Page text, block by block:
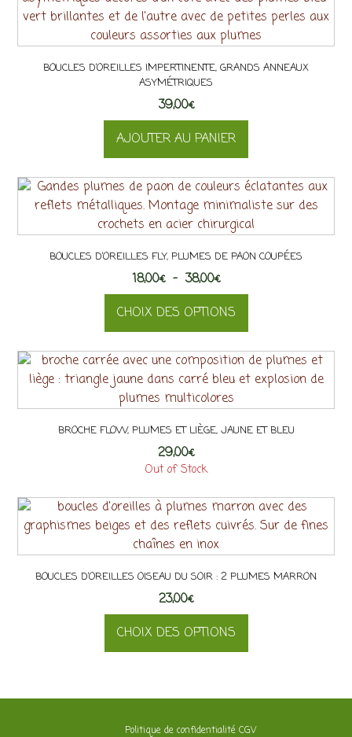
BOUCLES D’OREILLES IMPERTINENTE, GRANDS ANNEAUX
ASYMÉTRIQUES
39,00€
AJOUTER AU PANIER
BOUCLES D’OREILLES FLY, PLUMES DE PAON COUPÉES
18,00€ – 38,00€Plage
de
prix :
18,00€
à
38,00€
CHOIX DES OPTIONS
produit
a
plusieurs
Les
options
peuvent
choisies
sur
la
page
du
produit
BROCHE FLOW, PLUMES ET LIÈGE, JAUNE ET BLEU
29,00€
Out of Stock
BOUCLES D’OREILLES OISEAU DU SOIR : 2 PLUMES MARRON
23,00€
CHOIX DES OPTIONS
a
Politique de confidentialité CGV